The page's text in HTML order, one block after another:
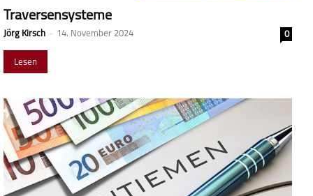
Traversensysteme
Jörg Kirsch - 14. November 2024
0
Lesen